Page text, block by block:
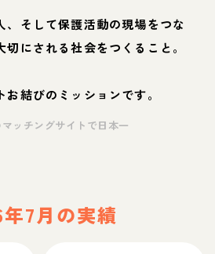
、そして保護活動の現場をつな
切にされる社会をつくること。
お結びのミッションです。
ッチングサイトで日本一
7月の実績